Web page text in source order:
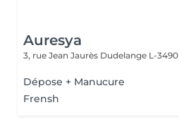
Auresya
3, rue Jean Jaurès Dudelange L-3490
Dépose + Manucure
Frensh